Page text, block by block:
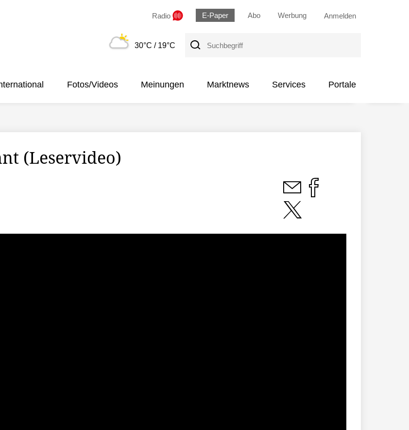
Radio E-Paper Abo Werbung Anmelden
30°C / 19°C
Suchbegriff
Fotos/Videos Meinungen Marktnews Services Portale
(Leservideo)